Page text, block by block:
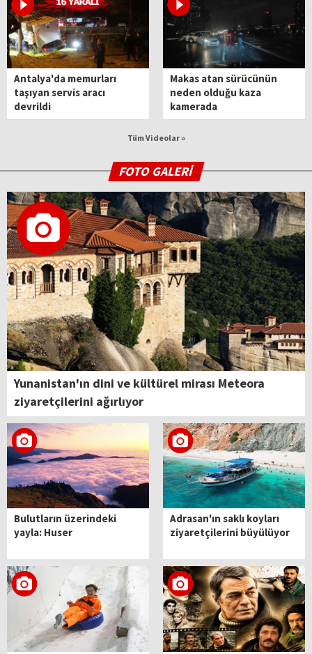
Antalya'da memurları
taşıyan servis aracı
devrildi
Makas atan sürücünün
neden olduğu kaza
kamerada
Tüm Videolar »
FOTO GALERİ
Yunanistan'ın dini ve kültürel mirası Meteora
ziyaretçilerini ağırlıyor
Bulutların üzerindeki
yayla: Huser
Adrasan'ın saklı koyları
ziyaretçilerini büyülüyor